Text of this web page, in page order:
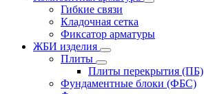
Гибкие связи
Кладочная сетка
Фиксатор арматуры
ЖБИ изделия
Плиты
Плиты перекрытия (ПБ)
Фундаментные блоки (ФБС)